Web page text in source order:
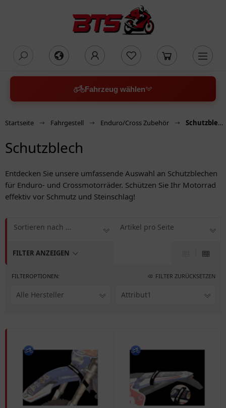
Fahrzeug wählen
Startseite Fahrgestell Enduro/Cross Zubehör Schutzblech
Schutzblech
Entdecken Sie unsere umfassende Auswahl an Schutzblechen
für Enduro- und Crossmotorräder. Schützen Sie Ihr Motorrad
effektiv vor Schmutz und Steinschlag!
FILTER ANZEIGEN
Sortieren nach ... Artikel pro Seite
FILTEROPTIONEN: FILTER ZURÜCKSETZEN
Alle Hersteller Attribut1